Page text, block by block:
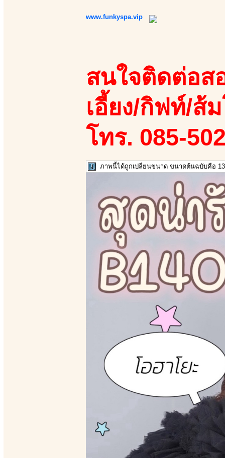
www.funkyspa.vip
สนใจติดต่อส
เอี้ยง/กิฟท์/ส้
โทร. 085-
ภาพนี้ได้ถูกเปลี่ยนขนาด ขนาดต้นฉบับคือ